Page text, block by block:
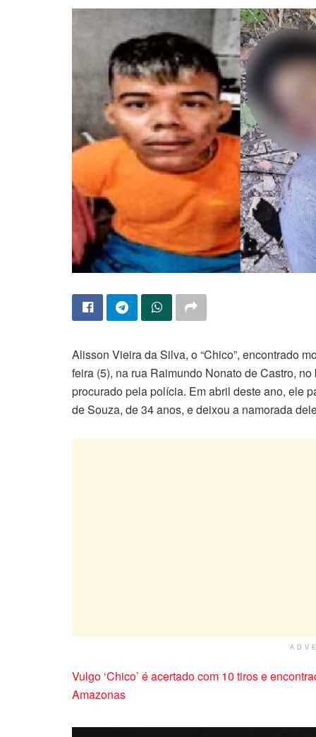
Alisson Vieira da Silva, o “Chico”, encontrado
feira (5), na rua Raimundo Nonato de Castro,
procurado pela polícia. Em abril deste ano, ele
de Souza, de 34 anos, e deixou a namorada
Vulgo ‘Chico’ é acertado com 10 tiros e
Amazonas